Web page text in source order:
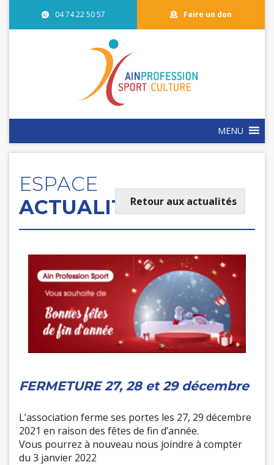
04 74 22 50 57 Faire un don
MENU
ESPACE
ACTUALITÉSRetour aux actualités
FERMETURE 27, 28 et 29 décembre
L’association ferme ses portes les 27, 29 décembre
2021 en raison des fêtes de fin d’année.
Vous pourrez à nouveau nous joindre à compter
du 3 janvier 2022